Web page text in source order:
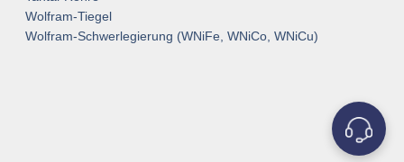
Wolfram-Tiegel
Wolfram-Schwerlegierung (WNiFe, WNiCo, WNiCu)